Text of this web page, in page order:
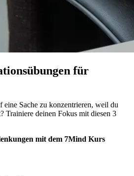
für
Sache zu konzentrieren, weil du
Trainiere deinen Fokus mit diesen 3
mit dem 7Mind Kurs